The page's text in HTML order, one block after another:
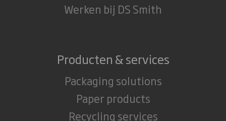
Werken bij DS Smith
Producten & services
Packaging solutions
Paper products
Recycling services